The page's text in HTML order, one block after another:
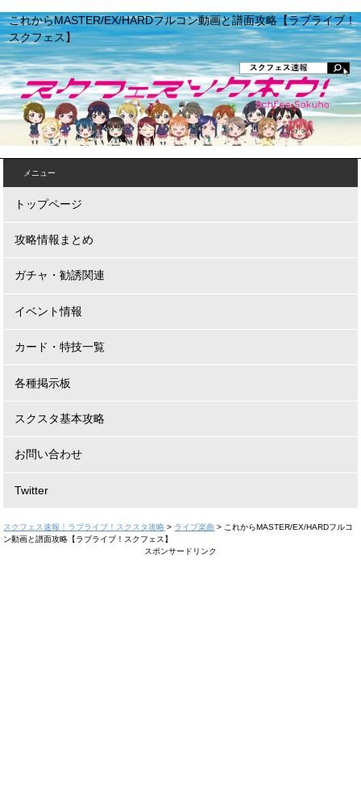
これからMASTER/EX/HARDフルコン動画と譜面攻略【ラブライブ！
スクフェス】
メニュー
トップページ
攻略情報まとめ
ガチャ・勧誘関連
イベント情報
カード・特技一覧
各種掲示板
スクスタ基本攻略
お問い合わせ
Twitter
スクフェス速報｜ラブライブ！スクスタ攻略 > ライブ楽曲 > これからMASTER/EX/HARDフルコ
ン動画と譜面攻略【ラブライブ！スクフェス】
スポンサードリンク